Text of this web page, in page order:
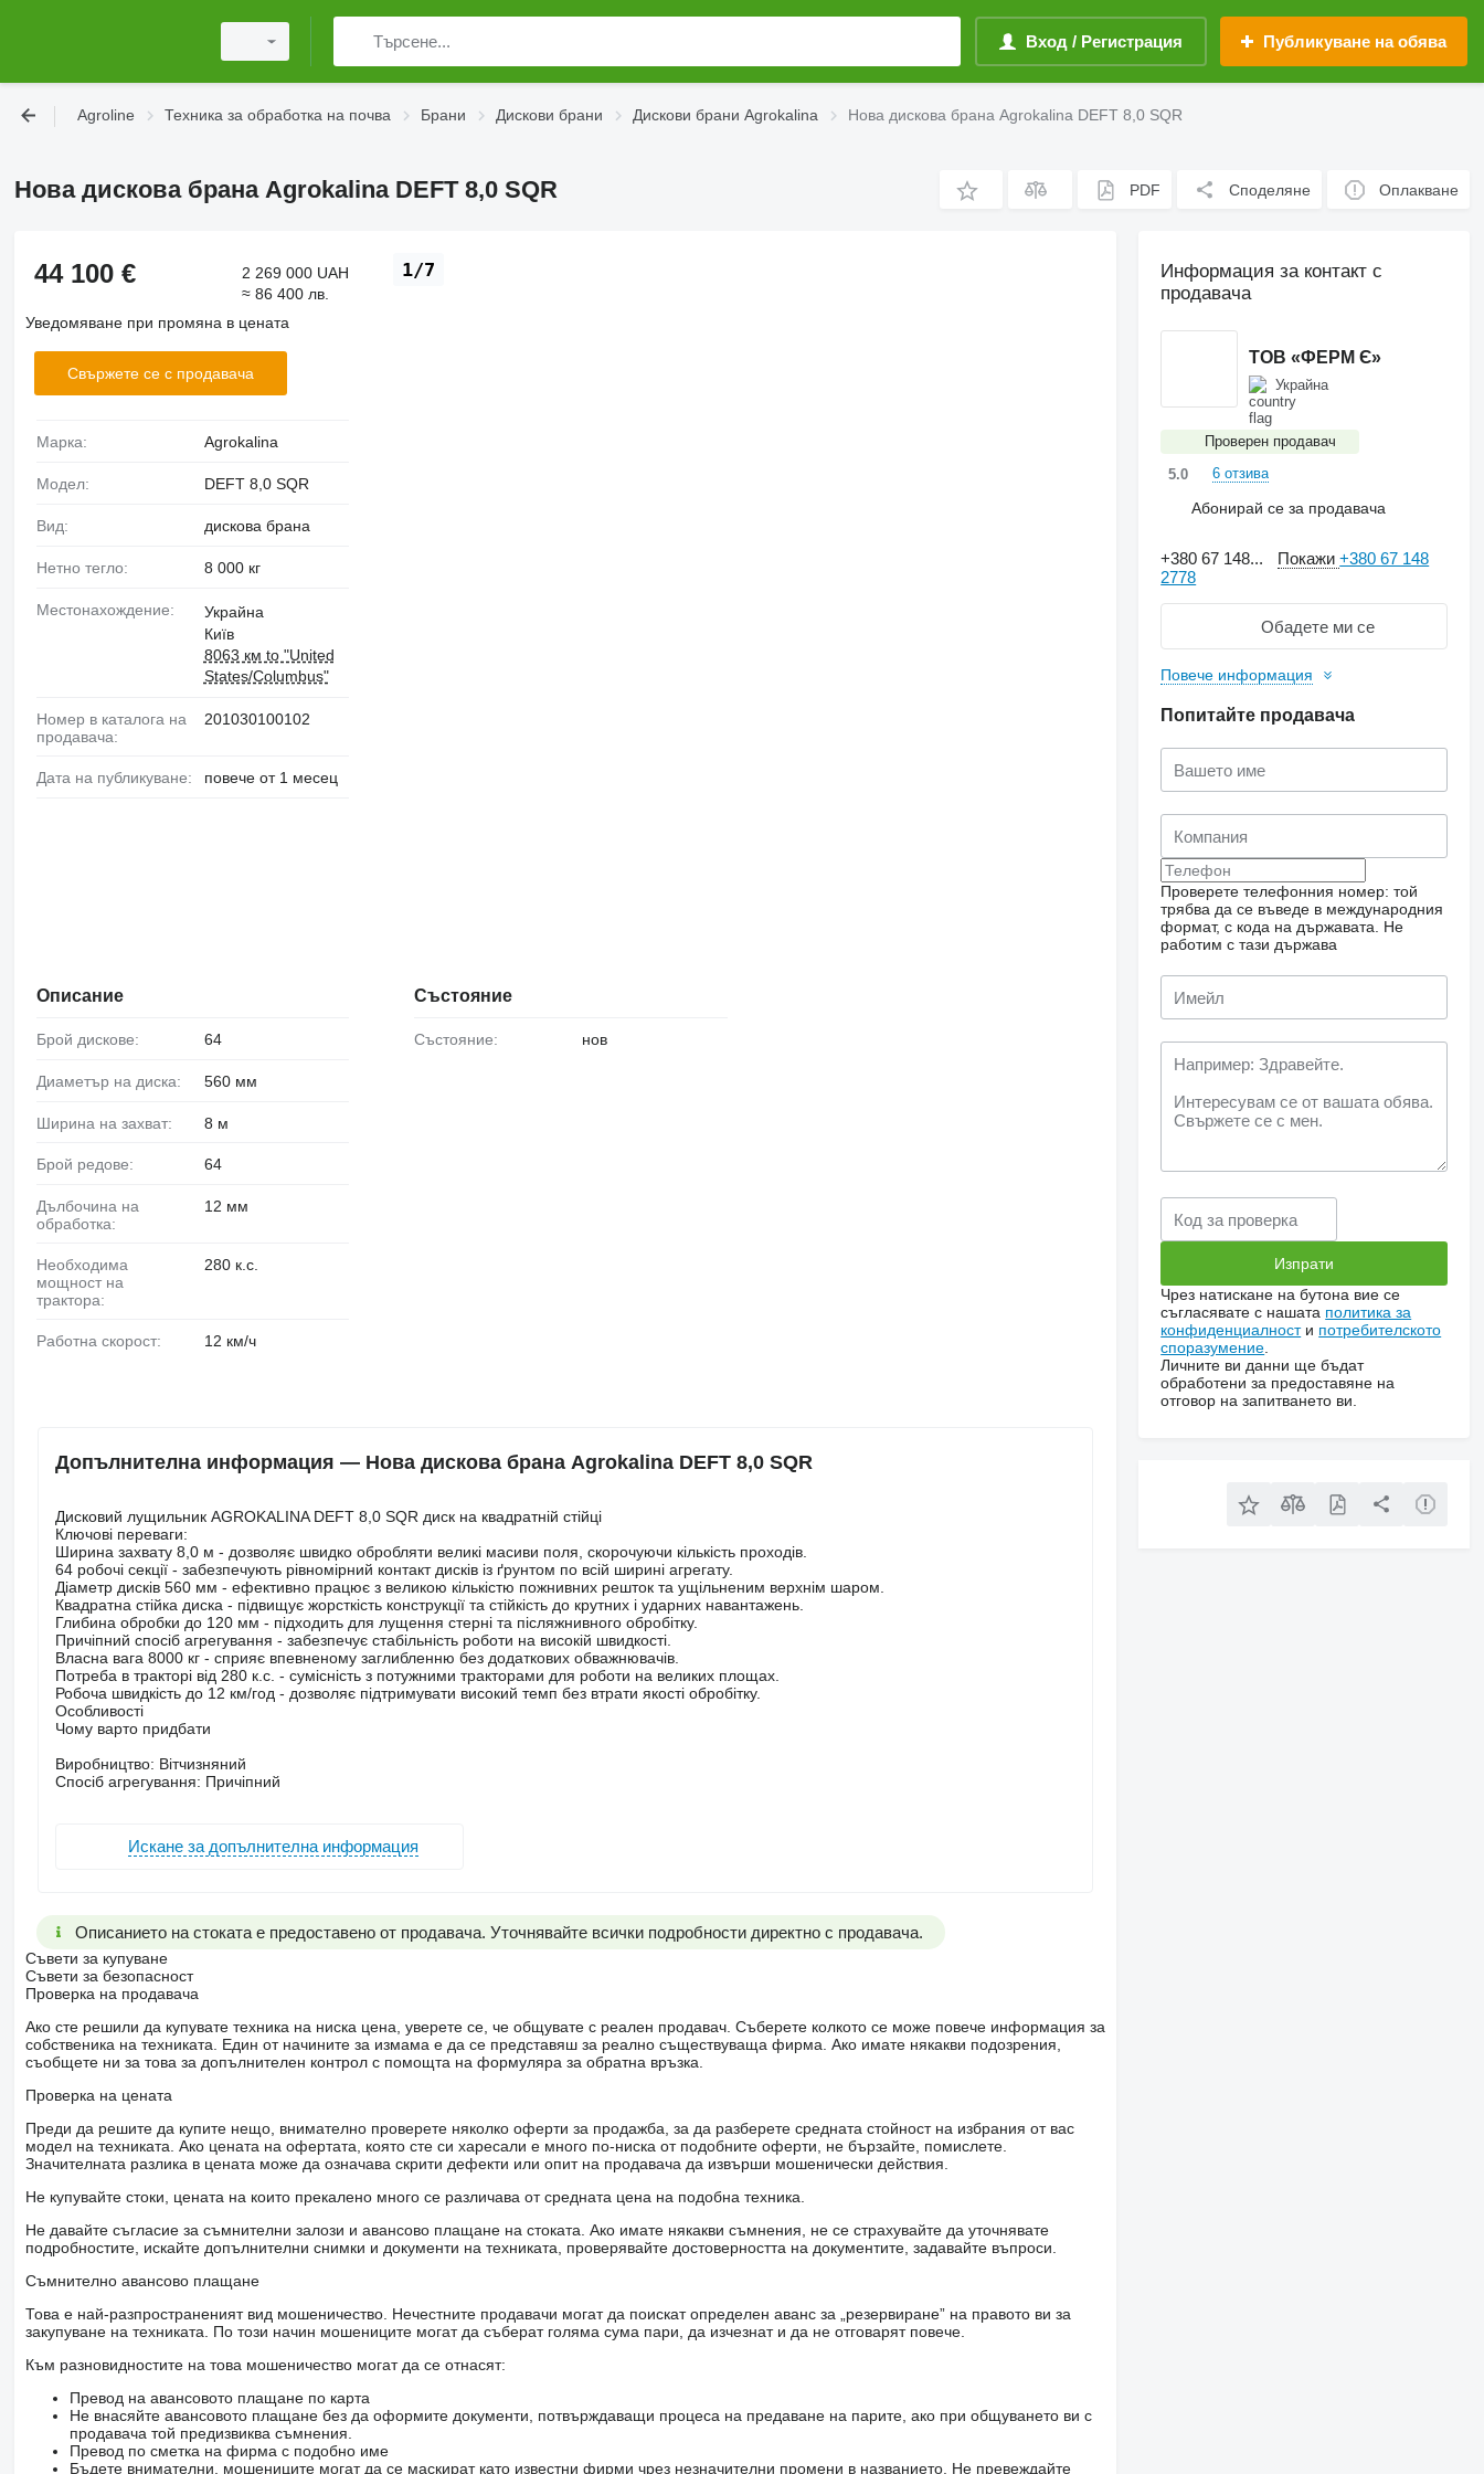
Вход / Регистрация Публикуване на обява
Agroline Техника за обработка на почва Брани Дискови брани Дискови брани Agrokalina Нова дискова брана Agrokalina DEFT 8,0 SQR
Нова дискова брана Agrokalina DEFT 8,0 SQR PDF Споделяне Оплакване
1/7
44 100 €
2 269 000 UAH
≈ 86 400 лв.
Уведомяване при промяна в цената
Свържете се с продавача
Марка: Agrokalina
Модел: DEFT 8,0 SQR
Вид: дискова брана
Нетно тегло: 8 000 кг
Местонахождение:
Украйна
Київ
8063 км to "United
States/Columbus"
Номер в каталога на
продавача:
201030100102
Дата на публикуване: повече от 1 месец
Описание
Брой дискове: 64
Диаметър на диска: 560 мм
Ширина на захват: 8 м
Брой редове: 64
Дълбочина на
обработка:
12 мм
Необходима
мощност на
трактора:
280 к.с.
Работна скорост: 12 км/ч
Състояние
Състояние: нов
Допълнителна информация — Нова дискова брана Agrokalina DEFT 8,0 SQR
Дисковий лущильник AGROKALINA DEFT 8,0 SQR диск на квадратній стійці
Ключові переваги:
Ширина захвату 8,0 м - дозволяє швидко обробляти великі масиви поля, скорочуючи кількість проходів.
64 робочі секції - забезпечують рівномірний контакт дисків із ґрунтом по всій ширині агрегату.
Діаметр дисків 560 мм - ефективно працює з великою кількістю пожнивних решток та ущільненим верхнім шаром.
Квадратна стійка диска - підвищує жорсткість конструкції та стійкість до крутних і ударних навантажень.
Глибина обробки до 120 мм - підходить для лущення стерні та післяжнивного обробітку.
Причіпний спосіб агрегування - забезпечує стабільність роботи на високій швидкості.
Власна вага 8000 кг - сприяє впевненому заглибленню без додаткових обважнювачів.
Потреба в тракторі від 280 к.с. - сумісність з потужними тракторами для роботи на великих площах.
Робоча швидкість до 12 км/год - дозволяє підтримувати високий темп без втрати якості обробітку.
Особливості
Чому варто придбати
Виробництво: Вітчизняний
Спосіб агрегування: Причіпний
Искане за допълнителна информация
Описанието на стоката е предоставено от продавача. Уточнявайте всички подробности директно с продавача.
Съвети за купуване
Съвети за безопасност
Проверка на продавача
Ако сте решили да купувате техника на ниска цена, уверете се, че общувате с реален продавач. Съберете колкото се може повече информация за
собственика на техниката. Един от начините за измама е да се представяш за реално съществуваща фирма. Ако имате някакви подозрения,
съобщете ни за това за допълнителен контрол с помощта на формуляра за обратна връзка.
Проверка на цената
Преди да решите да купите нещо, внимателно проверете няколко оферти за продажба, за да разберете средната стойност на избрания от вас
модел на техниката. Ако цената на офертата, която сте си харесали е много по-ниска от подобните оферти, не бързайте, помислете.
Значителната разлика в цената може да означава скрити дефекти или опит на продавача да извърши мошенически действия.
Не купувайте стоки, цената на които прекалено много се различава от средната цена на подобна техника.
Не давайте съгласие за съмнителни залози и авансово плащане на стоката. Ако имате някакви съмнения, не се страхувайте да уточнявате
подробностите, искайте допълнителни снимки и документи на техниката, проверявайте достоверността на документите, задавайте въпроси.
Съмнително авансово плащане
Това е най-разпространеният вид мошеничество. Нечестните продавачи могат да поискат определен аванс за „резервиране” на правото ви за
закупуване на техниката. По този начин мошениците могат да съберат голяма сума пари, да изчезнат и да не отговарят повече.
Към разновидностите на това мошеничество могат да се отнасят:
Превод на авансовото плащане по карта
Не внасяйте авансовото плащане без да оформите документи, потвърждаващи процеса на предаване на парите, ако при общуването ви с
продавача той предизвиква съмнения.
Превод по сметка на фирма с подобно име
Бъдете внимателни, мошениците могат да се маскират като известни фирми чрез незначителни промени в названието. Не превеждайте
Информация за контакт с
продавача
ТОВ «ФЕРМ Є»
Украйна
Проверен продавач
5.0
6 отзива
Абонирай се за продавача
+380 67 148... Покажи+380 67 148
2778
Обадете ми се
Повече информация
Попитайте продавача
Проверете телефонния номер: той
трябва да се въведе в международния
формат, с кода на държавата.
Не
работим с тази държава
Чрез натискане на бутона вие се
съгласявате с нашата политика за
конфиденциалности потребителското
споразумение
Личните ви данни ще бъдат
обработени за предоставяне на
отговор на запитването ви.